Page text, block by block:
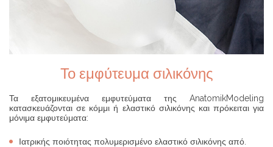
Το εμφύτευμα σιλικόνης
Τα εξατομικευμένα εμφυτεύματα της AnatomikModeling
κατασκευάζονται σε κόμμι ή ελαστικό σιλικόνης και πρόκειται για
μόνιμα εμφυτεύματα:
Ιατρικής ποιότητας πολυμερισμένο ελαστικό σιλικόνης από.